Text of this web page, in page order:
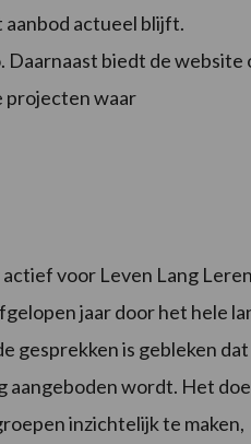
aanbod actueel blijft.
Daarnaast biedt de website
projecten waar
voor Leven Lang Leren
jaar door het hele
gesprekken is gebleken dat
aangeboden wordt. Het
inzichtelijk te maken,